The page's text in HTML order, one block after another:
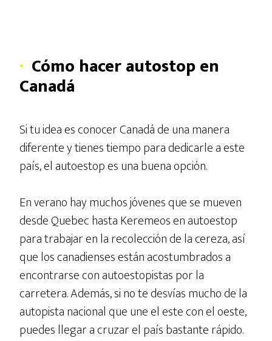
· Cómo hacer autostop en
Canadá
Si tu idea es conocer Canadá de una manera
diferente y tienes tiempo para dedicarle a este
país, el autoestop es una buena opción.
En verano hay muchos jóvenes que se mueven
desde Quebec hasta Keremeos en autoestop
para trabajar en la recolección de la cereza, así
que los canadienses están acostumbrados a
encontrarse con autoestopistas por la
carretera. Además, si no te desvías mucho de la
autopista nacional que une el este con el oeste,
puedes llegar a cruzar el país bastante rápido.